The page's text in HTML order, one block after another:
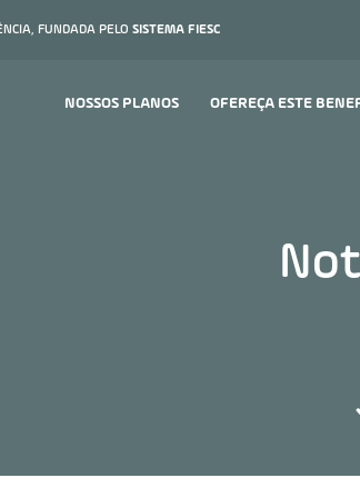
FUNDADA PELO SISTEMA FIESC
NOSSOS PLANOS OFEREÇA ESTE